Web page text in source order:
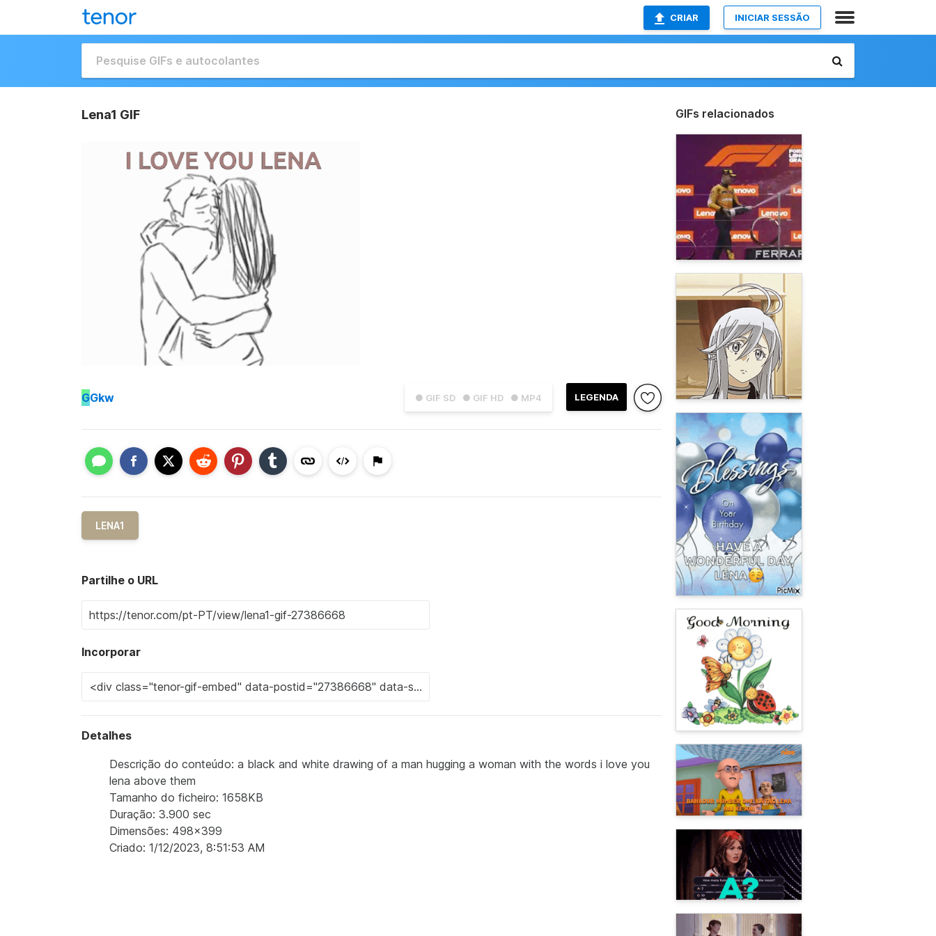
CRIAR INICIAR SESSÃO
Lena1 GIF
● GIF SD ● GIF HD ● MP4 LEGENDA
GGkw
LENA1
Partilhe o URL
Incorporar
Detalhes
Descrição do conteúdo: a black and white drawing of a man hugging a woman with the words i love you
lena above them
Tamanho do ficheiro: 1658KB
Duração: 3.900 sec
Dimensões: 498x399
Criado: 1/12/2023, 8:51:53 AM
GIFs relacionados